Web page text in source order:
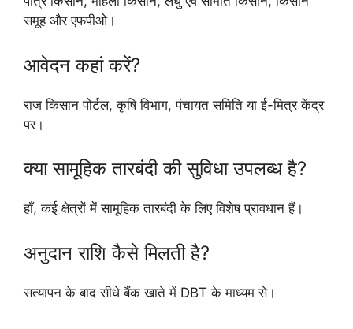
समूह और एफपीओ।
आवेदन कहां करें?
राज किसान पोर्टल, कृषि विभाग, पंचायत समिति या ई-मित्र केंद्र
पर।
क्या सामूहिक तारबंदी की सुविधा उपलब्ध है?
हाँ, कई क्षेत्रों में सामूहिक तारबंदी के लिए विशेष प्रावधान हैं।
अनुदान राशि कैसे मिलती है?
सत्यापन के बाद सीधे बैंक खाते में DBT के माध्यम से।